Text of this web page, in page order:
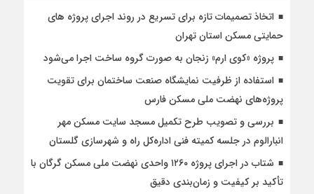
اتخاذ تصمیمات تازه برای تسریع در روند اجرای پروژه های
حمایتی مسکن استان تهران
پروژه «کوی ارم» زنجان به صورت گروه ساخت اجرا می‌شود
استفاده از ظرفیت نمایشگاه صنعت ساختمان برای تقویت
پروژه‌های نهضت ملی مسکن فارس
بررسی و تصویب طرح تکمیل مسجد سایت مسکن مهر
انبارالوم در جلسه کمیته فنی اداره‌کل راه و شهرسازی گلستان
شتاب در اجرای پروژه ۱۲۶۰ واحدی نهضت ملی مسکن گرگان با
تأکید بر کیفیت و زمان‌بندی دقیق